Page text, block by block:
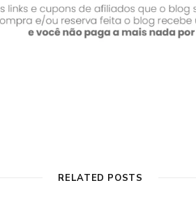
RELATED POSTS